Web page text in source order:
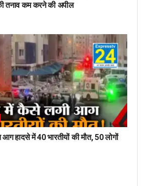
तनाव कम करने की अपील
हादसे में 40 भारतीयों की मौत, 50 लोगों